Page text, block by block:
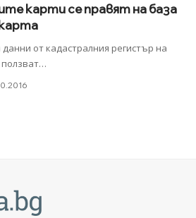
карти се правят на база
от кадастралния регистър на
…